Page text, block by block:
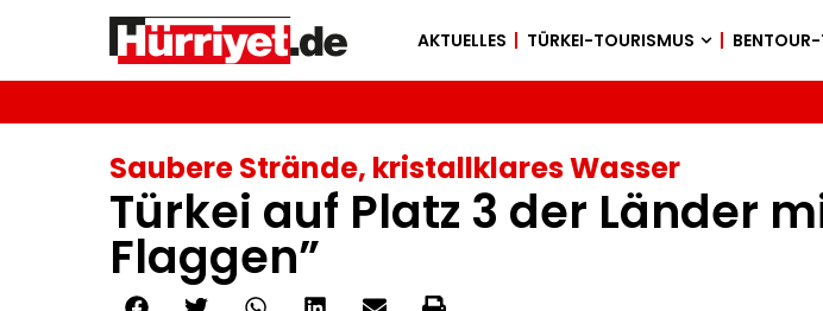
AKTUELLES TÜRKEI-TOURISMUS
Saubere Strände, kristallklares Wasser
Türkei auf Platz 3 der Länder
Flaggen”